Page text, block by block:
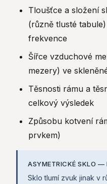
Tloušťce a složení
(různě tlusté
frekvence
Šířce vzduchové
mezery) ve
Těsnosti rámu a
celkový výsledek
Způsobu kotvení
prvkem)
ASYMETRICKÉ SKLO —
Sklo tlumí zvuk jinak v